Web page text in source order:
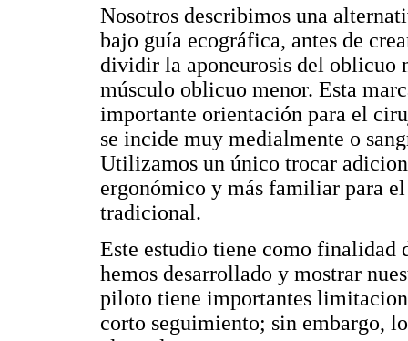
Nosotros describimos una
bajo guía ecográfica, antes de
dividir la aponeurosis del oblicuo
músculo oblicuo menor. Esta
importante orientación para el
se incide muy medialmente o
Utilizamos un único trocar
ergonómico y más familiar para
tradicional.
Este estudio tiene como
hemos desarrollado y mostrar
piloto tiene importantes
corto seguimiento; sin embargo,